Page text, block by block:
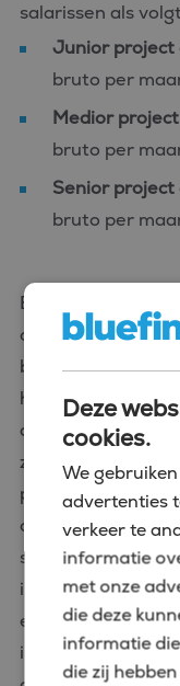
salarissen als
Junior project
bruto per
Medior
bruto per
Senior
bruto per
Bij grote
bovenkant van
hoger. Daarnaast
aantrekkelijke
zoals een
pensioenopbouw,
opleidingsbudget.
systemen (zoals
invloed hebben
een
internationale
Deze
cookies.
We
advertenties
verkeer te
informatie
met onze
die deze
informatie
die zij